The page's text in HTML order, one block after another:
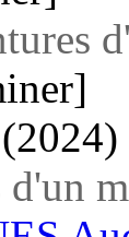
(2024)
d'un